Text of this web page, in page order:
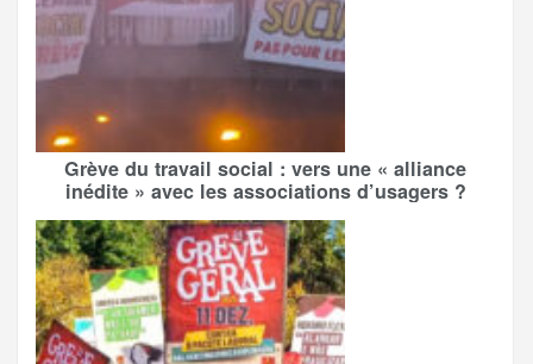
Grève du travail social : vers une « alliance
inédite » avec les associations d’usagers ?